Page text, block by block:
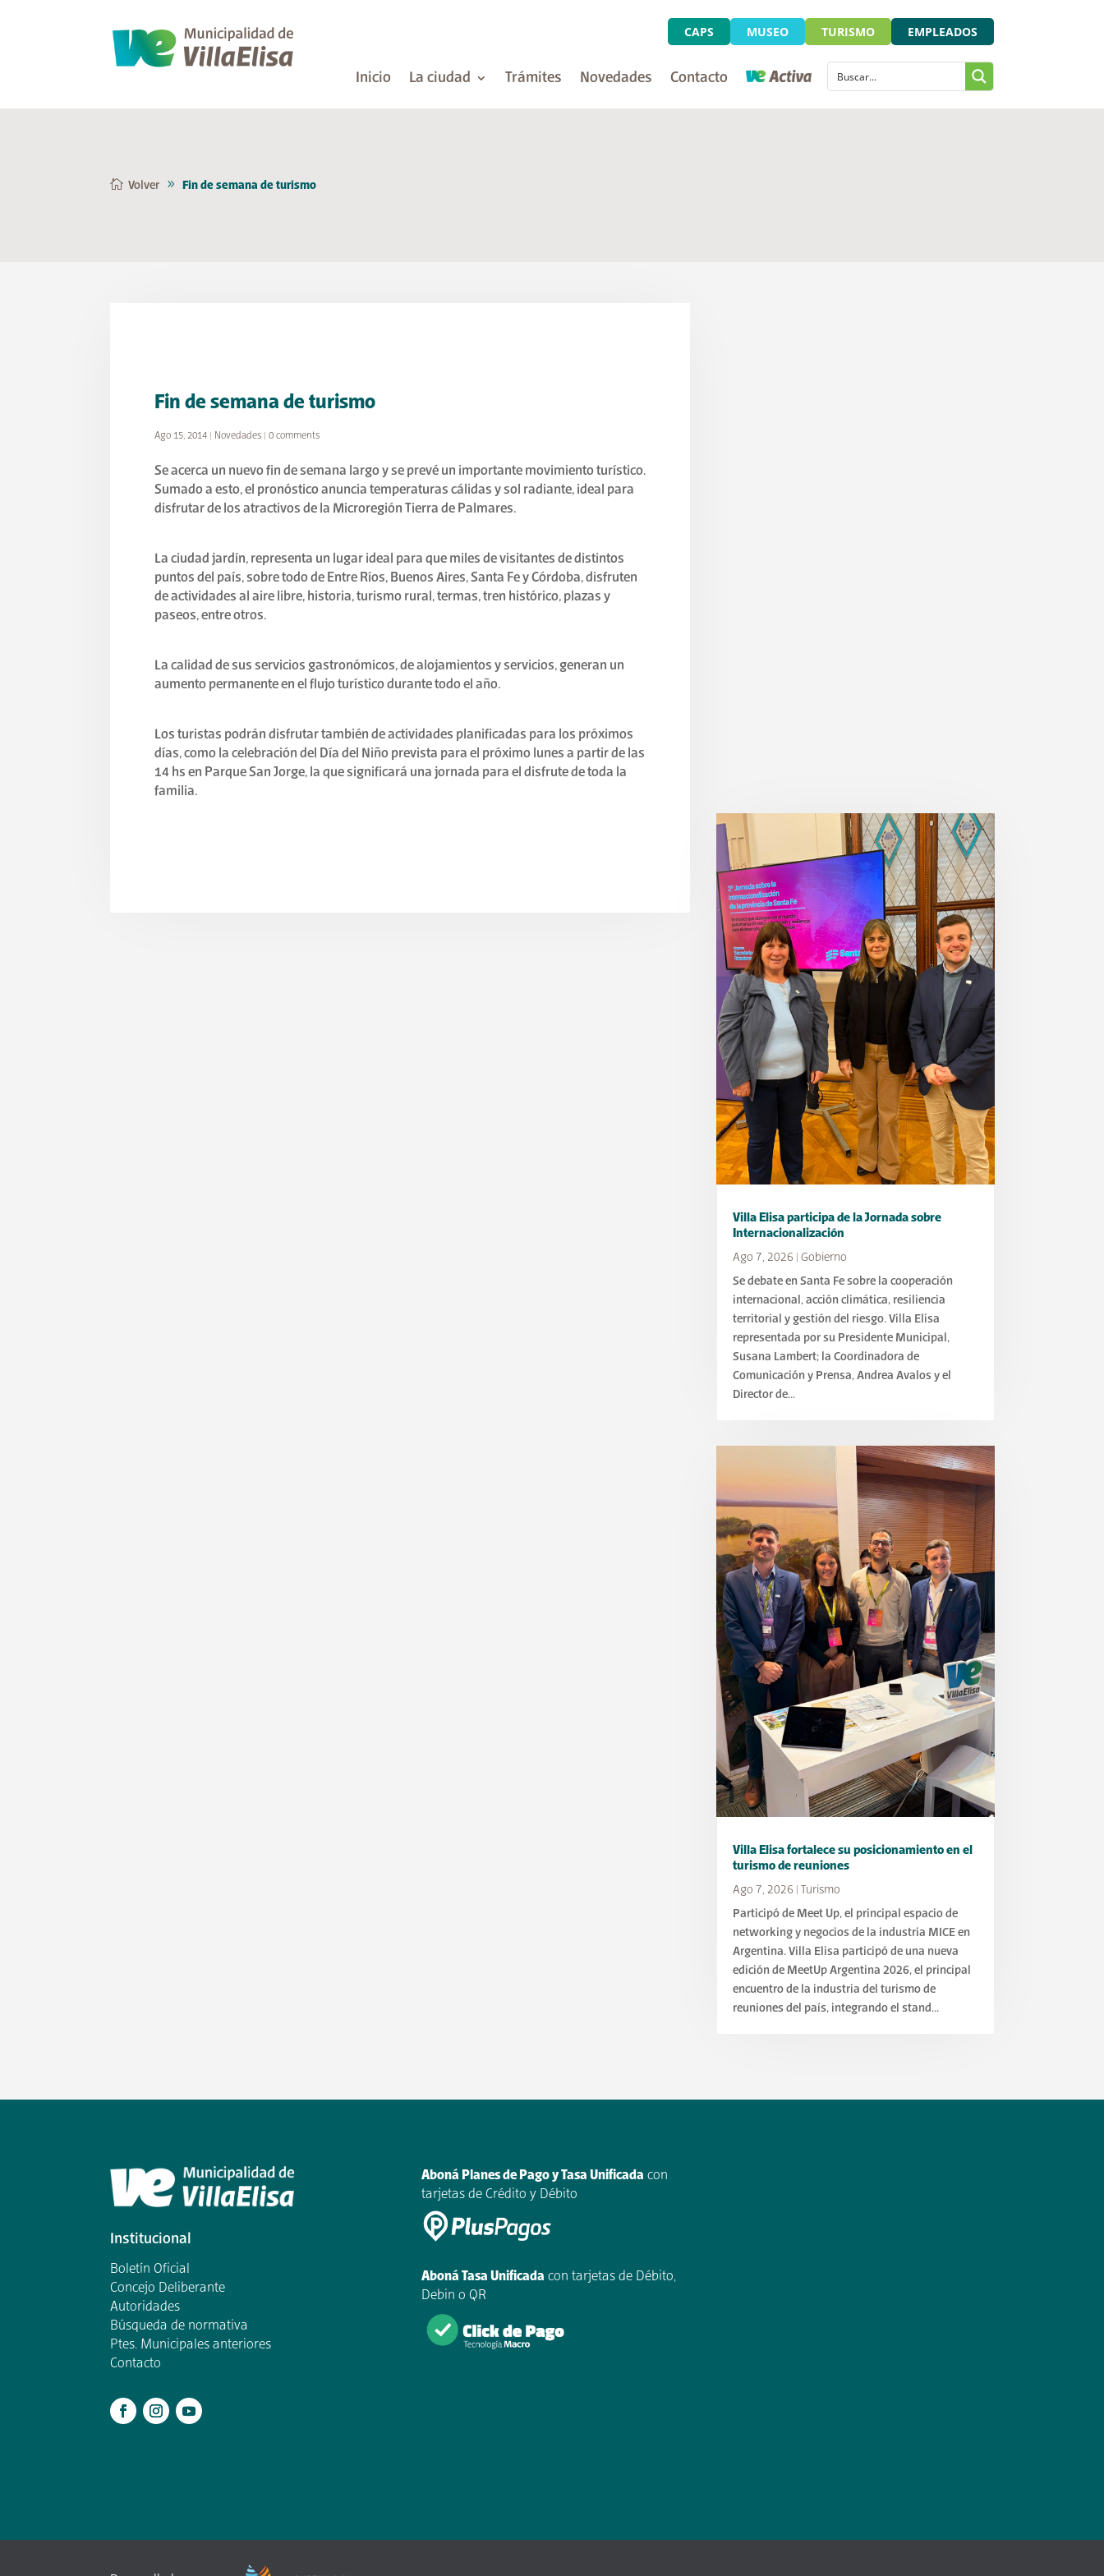
CAPS MUSEO TURISMO EMPLEADOS
Inicio La ciudad Trámites Novedades Contacto
Volver Fin de semana de turismo
Fin de semana de turismo
Ago 15, 2014 | Novedades |0 comments
Se acerca un nuevo fin de semana largo y se prevé un importante movimiento turístico.
Sumado a esto, el pronóstico anuncia temperaturas cálidas y sol radiante, ideal para
disfrutar de los atractivos de la Microregión Tierra de Palmares.
La ciudad jardín, representa un lugar ideal para que miles de visitantes de distintos
puntos del país, sobre todo de Entre Ríos, Buenos Aires, Santa Fe y Córdoba, disfruten
de actividades al aire libre, historia, turismo rural, termas, tren histórico, plazas y
paseos, entre otros.
La calidad de sus servicios gastronómicos, de alojamientos y servicios, generan un
aumento permanente en el flujo turístico durante todo el año.
Los turistas podrán disfrutar también de actividades planificadas para los próximos
días, como la celebración del Día del Niño prevista para el próximo lunes a partir de las
14 hs en Parque San Jorge, la que significará una jornada para el disfrute de toda la
familia.
Villa Elisa participa de la Jornada sobre
Internacionalización
Ago 7, 2026
Gobierno
Se debate en Santa Fe sobre la cooperación
internacional, acción climática, resiliencia
territorial y gestión del riesgo. Villa Elisa
representada por su Presidente Municipal,
Susana Lambert; la Coordinadora de
Comunicación y Prensa, Andrea Avalos y el
Director de...
Villa Elisa fortalece su posicionamiento en el
turismo de reuniones
Ago 7, 2026
Turismo
Participó de Meet Up, el principal espacio de
networking y negocios de la industria MICE en
Argentina. Villa Elisa participó de una nueva
edición de MeetUp Argentina 2026, el principal
encuentro de la industria del turismo de
reuniones del país, integrando el stand...
Institucional
Boletín Oficial
Concejo Deliberante
Autoridades
Búsqueda de normativa
Ptes. Municipales anteriores
Contacto
Aboná Planes de Pago y Tasa Unificada con
tarjetas de Crédito y Débito
Aboná Tasa Unificada con tarjetas de Débito,
Debin o QR